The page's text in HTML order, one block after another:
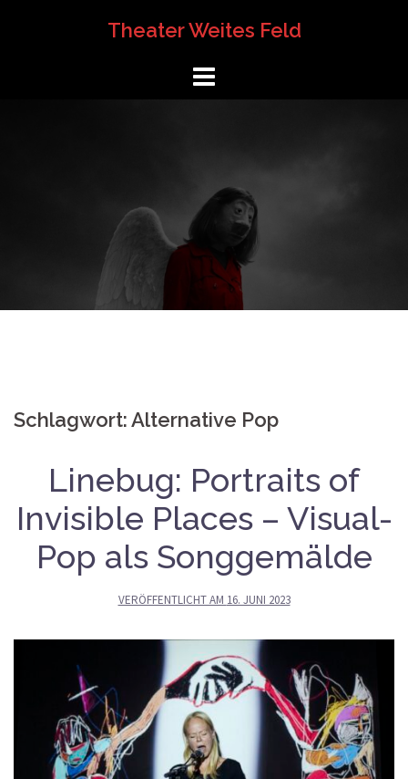
Theater Weites Feld
Schlagwort:Alternative Pop
Linebug: Portraits of
Invisible Places – Visual-
Pop als Songgemälde
VERÖFFENTLICHT AM 16. JUNI 2023